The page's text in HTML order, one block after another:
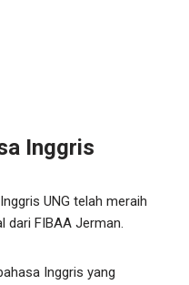
Inggris
UNG telah meraih
dari FIBAA Jerman.
Inggris yang